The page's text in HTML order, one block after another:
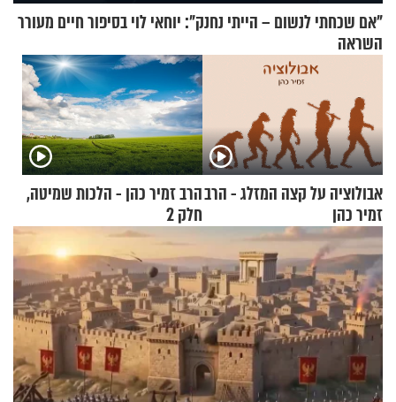
"אם שכחתי לנשום – הייתי נחנק": יוחאי לוי בסיפור חיים מעורר
השראה
אבולוציה על קצה המזלג - הרב
זמיר כהן
הרב זמיר כהן - הלכות שמיטה,
חלק 2